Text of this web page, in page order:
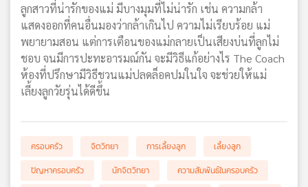
เอส
แผนที่
วิทยุ
ลูกสาวที่น่ารักของแม่ มีบางมุมที่ไม่น่ารัก เช่น ความกล้า
แสดงออกที่คนอื่นมองว่ากล้าเกินไป ความไม่เรียบร้อย แม่
พยายามสอน แต่การเตือนของแม่กลายเป็นเสียงบ่นที่ลูกไม่
ชอบ จนมีการปะทะอารมณ์กัน จะมีวิธีแก้อย่างไร The Coach
ห้องที่ปรึกษามีวิธีชวนแม่ปลดล็อคปมในใจ จะช่วยให้แม่
เลี้ยงลูกวัยรุ่นได้ดีขึ้น
ครอบครัว จิตวิทยา การเลี้ยงลูก
เลี้ยงลูก
ปัญหาครอบครัว
นักจิตวิทยา
ความสัมพันธ์ในครอบครัว